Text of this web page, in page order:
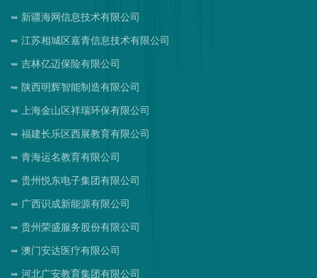
新疆海网信息技术有限公司
江苏相城区嘉青信息技术有限公司
吉林亿迈保险有限公司
陕西明辉智能制造有限公司
上海金山区祥瑞环保有限公司
福建长乐区西展教育有限公司
青海运名教育有限公司
贵州悦东电子集团有限公司
广西识成新能源有限公司
贵州荣盛服务股份有限公司
澳门安达医疗有限公司
河北广安教育集团有限公司